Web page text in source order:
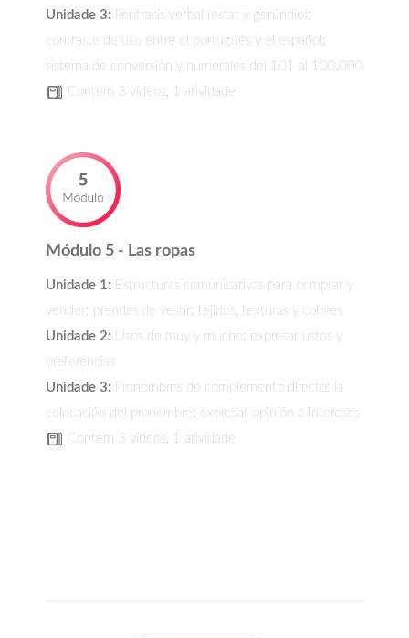
Unidade 3: Perífrasis verbal (estar y gerúndio);
contraste de uso entre el português y el español;
sistema de conversión y numerales del 101 al 100.000
Contém 3 vídeos, 1 atividade
Módulo 5 - Las ropas
Unidade 1: Estructuras comunicativas para comprar y
vender; prendas de vestir; tejidos, texturas y colores
Unidade 2: Usos de muy y mucho; expresar ustos y
preferencias
Unidade 3: Pronombres de complemento directo; la
colocación del pronombre; expresar opinión o intereses
Contém 3 vídeos, 1 atividade